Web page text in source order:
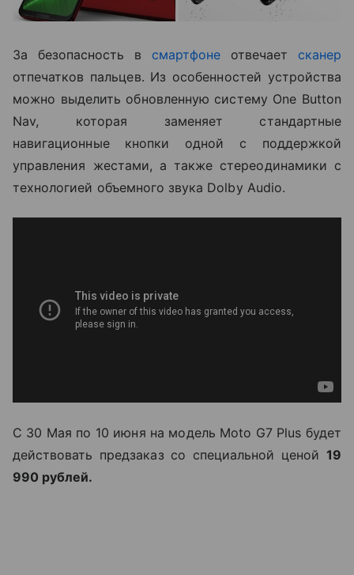
За безопасность в смартфоне отвечает сканер
отпечатков пальцев. Из особенностей устройства
можно выделить обновленную систему One Button
Nav, которая заменяет стандартные
навигационные кнопки одной с поддержкой
управления жестами, а также стереодинамики с
технологией объемного звука Dolby Audio.
С 30 Мая по 10 июня на модель Moto G7 Plus будет
действовать предзаказ со специальной ценой 19
990 рублей.